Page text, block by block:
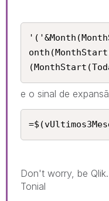
e o sinal de
Don't worry, be Qlik.
Tonial